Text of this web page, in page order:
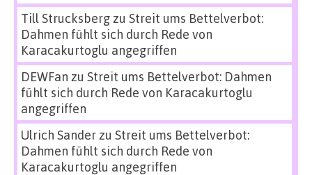
Till Strucksbergzu Streit ums Bettelverbot:
Dahmen fühlt sich durch Rede von
Karacakurtoglu angegriffen
DEWFan zu Streit ums Bettelverbot: Dahmen
fühlt sich durch Rede von Karacakurtoglu
angegriffen
Ulrich Sanderzu Streit ums Bettelverbot:
Dahmen fühlt sich durch Rede von
Karacakurtoglu angegriffen